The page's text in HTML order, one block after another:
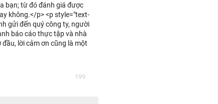
bạn; từ đó đánh giá được
không.</p> <p style="text-
gửi đến quý công ty, người
báo cáo thực tập và nhà
lời cảm ơn cũng là một
199